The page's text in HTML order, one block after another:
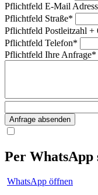
Pflichtfeld E-Mail
Pflichtfeld Straße*
Pflichtfeld Postleitzahl +
Pflichtfeld Telefon*
Pflichtfeld Ihre Anfrage*
Anfrage absenden
Per WhatsApp
WhatsApp öffnen